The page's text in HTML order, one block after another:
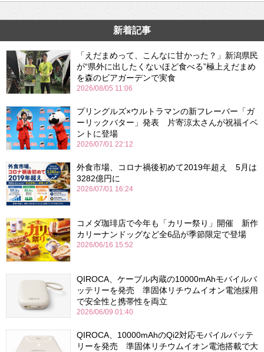
新着記事
「えだまめって、こんなに甘かった？」新潟県民
が“県外に出したくないほど食べる”極上えだまめ
を森のビアガーデンで実食
2026/08/05 11:06
プリングルズ×ウルトラマンの新フレーバー「ガ
ーリックバター」発表 片寄涼太さんが祝福イベ
ントに登場
2026/07/01 22:12
外食市場、コロナ禍後初めて2019年超え 5月は
3282億円に
2026/07/01 16:24
コメダ珈琲店で今年も「カリー祭り」開催 新作
カリーナンドッグなど全6品が季節限定で登場
2026/06/16 15:52
QIROCA、ケーブル内蔵の10000mAhモバイルバ
ッテリーを発売 準固体リチウムイオン電池採用
で安全性と携帯性を両立
2026/06/09 01:40
QIROCA、10000mAhのQi2対応モバイルバッテ
リーを発売 準固体リチウムイオン電池搭載で大